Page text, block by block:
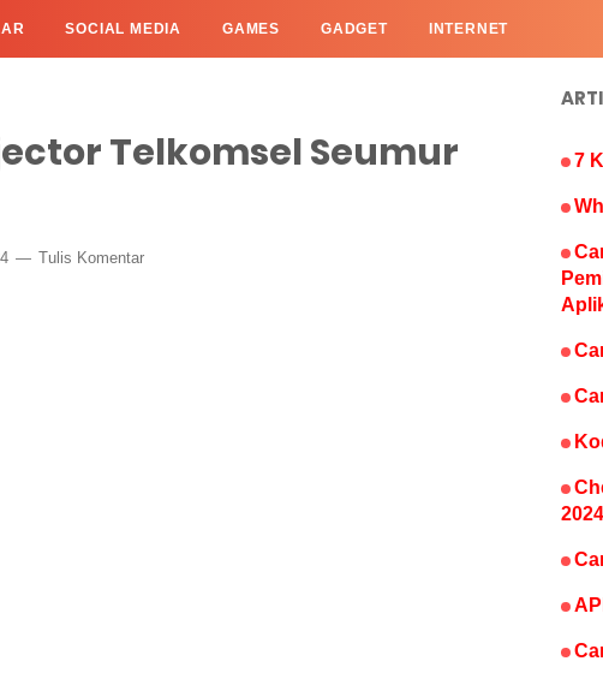
SOCIAL MEDIA GAMES GADGET INTERNET
Telkomsel Seumur
Tulis Komentar
7
2024